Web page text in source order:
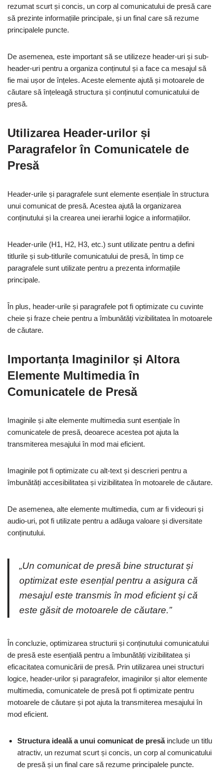
rezumat scurt și concis, un corp al comunicatului de presă care
să prezinte informațiile principale, și un final care să rezume
principalele puncte.
De asemenea, este important să se utilizeze header-uri și sub-
header-uri pentru a organiza conținutul și a face ca mesajul să
fie mai ușor de înțeles. Aceste elemente ajută și motoarele de
căutare să înțeleagă structura și conținutul comunicatului de
presă.
Utilizarea Header-urilor și
Paragrafelor în Comunicatele de
Presă
Header-urile și paragrafele sunt elemente esențiale în structura
unui comunicat de presă. Acestea ajută la organizarea
conținutului și la crearea unei ierarhii logice a informațiilor.
Header-urile (H1, H2, H3, etc.) sunt utilizate pentru a defini
titlurile și sub-titlurile comunicatului de presă, în timp ce
paragrafele sunt utilizate pentru a prezenta informațiile
principale.
În plus, header-urile și paragrafele pot fi optimizate cu cuvinte
cheie și fraze cheie pentru a îmbunătăți vizibilitatea în motoarele
de căutare.
Importanța Imaginilor și Altora
Elemente Multimedia în
Comunicatele de Presă
Imaginile și alte elemente multimedia sunt esențiale în
comunicatele de presă, deoarece acestea pot ajuta la
transmiterea mesajului în mod mai eficient.
Imaginile pot fi optimizate cu alt-text și descrieri pentru a
îmbunătăți accesibilitatea și vizibilitatea în motoarele de căutare.
De asemenea, alte elemente multimedia, cum ar fi videouri și
audio-uri, pot fi utilizate pentru a adăuga valoare și diversitate
conținutului.
„Un comunicat de presă bine structurat și
optimizat este esențial pentru a asigura că
mesajul este transmis în mod eficient și că
este găsit de motoarele de căutare.”
În concluzie, optimizarea structurii și conținutului comunicatului
de presă este esențială pentru a îmbunătăți vizibilitatea și
eficacitatea comunicării de presă. Prin utilizarea unei structuri
logice, header-urilor și paragrafelor, imaginilor și altor elemente
multimedia, comunicatele de presă pot fi optimizate pentru
motoarele de căutare și pot ajuta la transmiterea mesajului în
mod eficient.
Structura ideală a unui comunicat de presăinclude un titlu
atractiv, un rezumat scurt și concis, un corp al comunicatului
de presă și un final care să rezume principalele puncte.